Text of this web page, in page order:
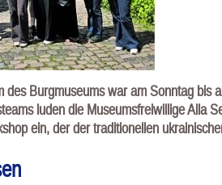
des Burgmuseums war am Sonntag bis
luden die Museumsfreiwillige Alla
ein, der der traditionellen